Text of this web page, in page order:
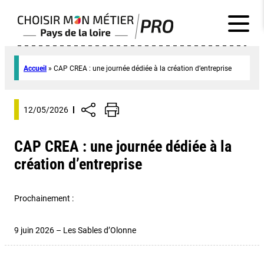
Accueil » CAP CREA : une journée dédiée à la création d’entreprise
12/05/2026
CAP CREA : une journée dédiée à la
création d’entreprise
Prochainement :
9 juin 2026 – Les Sables d’Olonne